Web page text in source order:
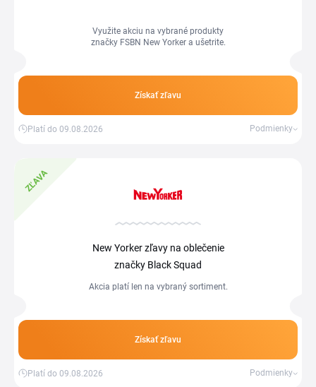
Využite akciu na vybrané produkty
značky FSBN New Yorker a ušetrite.
Získať zľavu
Platí do 09.08.2026 Podmienky
ZĽAVA
New Yorker zľavy na oblečenie
značky Black Squad
Akcia platí len na vybraný sortiment.
Získať zľavu
Platí do 09.08.2026 Podmienky